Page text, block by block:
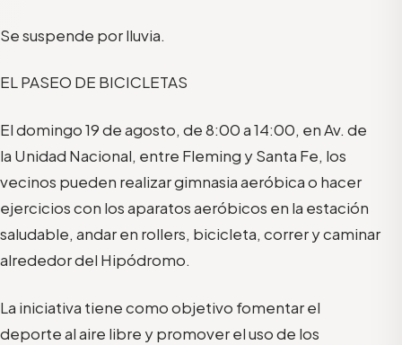
Se suspende por lluvia.
EL PASEO DE BICICLETAS
El domingo 19 de agosto, de 8:00 a 14:00, en Av. de
la Unidad Nacional, entre Fleming y Santa Fe, los
vecinos pueden realizar gimnasia aeróbica o hacer
ejercicios con los aparatos aeróbicos en la estación
saludable, andar en rollers, bicicleta, correr y caminar
alrededor del Hipódromo.
La iniciativa tiene como objetivo fomentar el
deporte al aire libre y promover el uso de los